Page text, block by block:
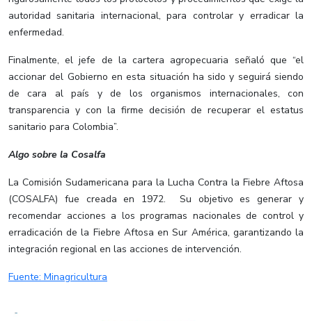
autoridad sanitaria internacional, para controlar y erradicar la
enfermedad.
Finalmente, el jefe de la cartera agropecuaria señaló que “el
accionar del Gobierno en esta situación ha sido y seguirá siendo
de cara al país y de los organismos internacionales, con
transparencia y con la firme decisión de recuperar el estatus
sanitario para Colombia”.
Algo sobre la Cosalfa
La Comisión Sudamericana para la Lucha Contra la Fiebre Aftosa
(COSALFA) fue creada en 1972. Su objetivo es generar y
recomendar acciones a los programas nacionales de control y
erradicación de la Fiebre Aftosa en Sur América, garantizando la
integración regional en las acciones de intervención.
Fuente: Minagricultura​